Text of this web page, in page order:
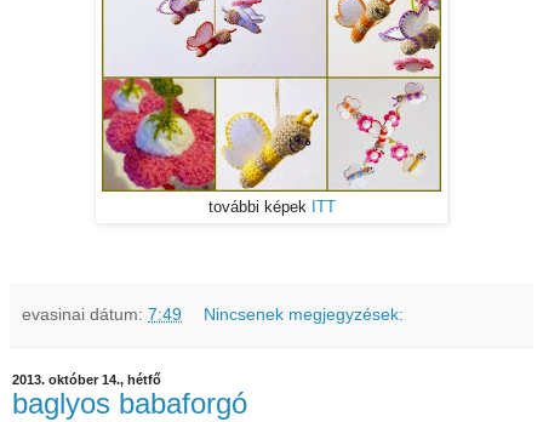
további képek
evasinai dátum: 7:49 Nincsenek megjegyzések:
2013. október 14., hétfő
baglyos babaforgó